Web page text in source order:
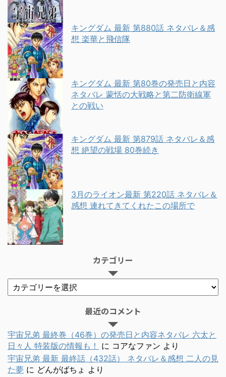
キングダム 最新 第880話 ネタバレ＆感
想 楽華と飛信隊
キングダム 最新 第80巻の発売日と内容
ネタバレ 蒙恬の大戦略と第二防衛線軍
との戦い
キングダム 最新 第879話 ネタバレ＆感
想 絶望の戦場 80巻続き
3月のライオン最新 第220話 ネタバレ＆
感想 連れてきてくれたこの場所で
カテゴリー
最近のコメント
宇宙兄弟 最終巻（46巻）の発売日と内容ネタバレ 六太と
日々人 特装版の情報も！
に コアなファン より
宇宙兄弟 最新 最終話（432話） ネタバレ＆感想 二人の見
た夢 に どんがばちょ より